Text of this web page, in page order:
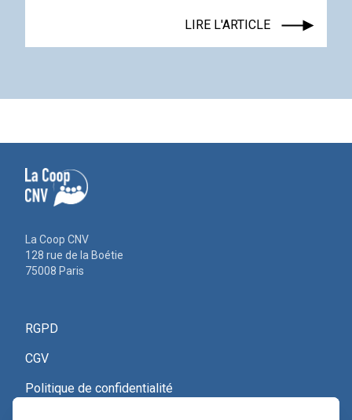
La Coop CNV
128 rue de la Boétie
75008 Paris
RGPD
CGV
Politique de confidentialité